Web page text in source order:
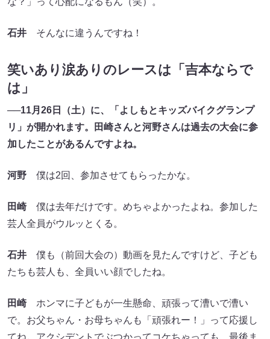
石井 そんなに違うんですね！
笑いあり涙ありのレースは「吉本ならで
は」
──11月26日（土）に、「よしもとキッズバイクグランプ
リ」が開かれます。田崎さんと河野さんは過去の大会に参
加したことがあるんですよね。
河野 僕は2回、参加させてもらったかな。
田崎僕は去年だけです。めちゃよかったよね。参加した
芸人全員がウルッとくる。
石井 僕も（前回大会の）動画を見たんですけど、子ども
たちも芸人も、全員いい顔でしたね。
田崎ホンマに子どもが一生懸命、頑張って漕いで漕い
で。お父ちゃん・お母ちゃんも「頑張れー！」って応援し
てね。アクシデントでぶつかってコケちゃっても、最後ま